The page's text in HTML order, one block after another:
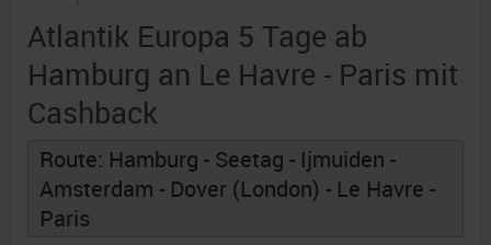
Atlantik Europa 5 Tage ab
Hamburg an Le Havre - Paris mit
Cashback
Route: Hamburg - Seetag - Ijmuiden -
Amsterdam - Dover (London) - Le Havre -
Paris